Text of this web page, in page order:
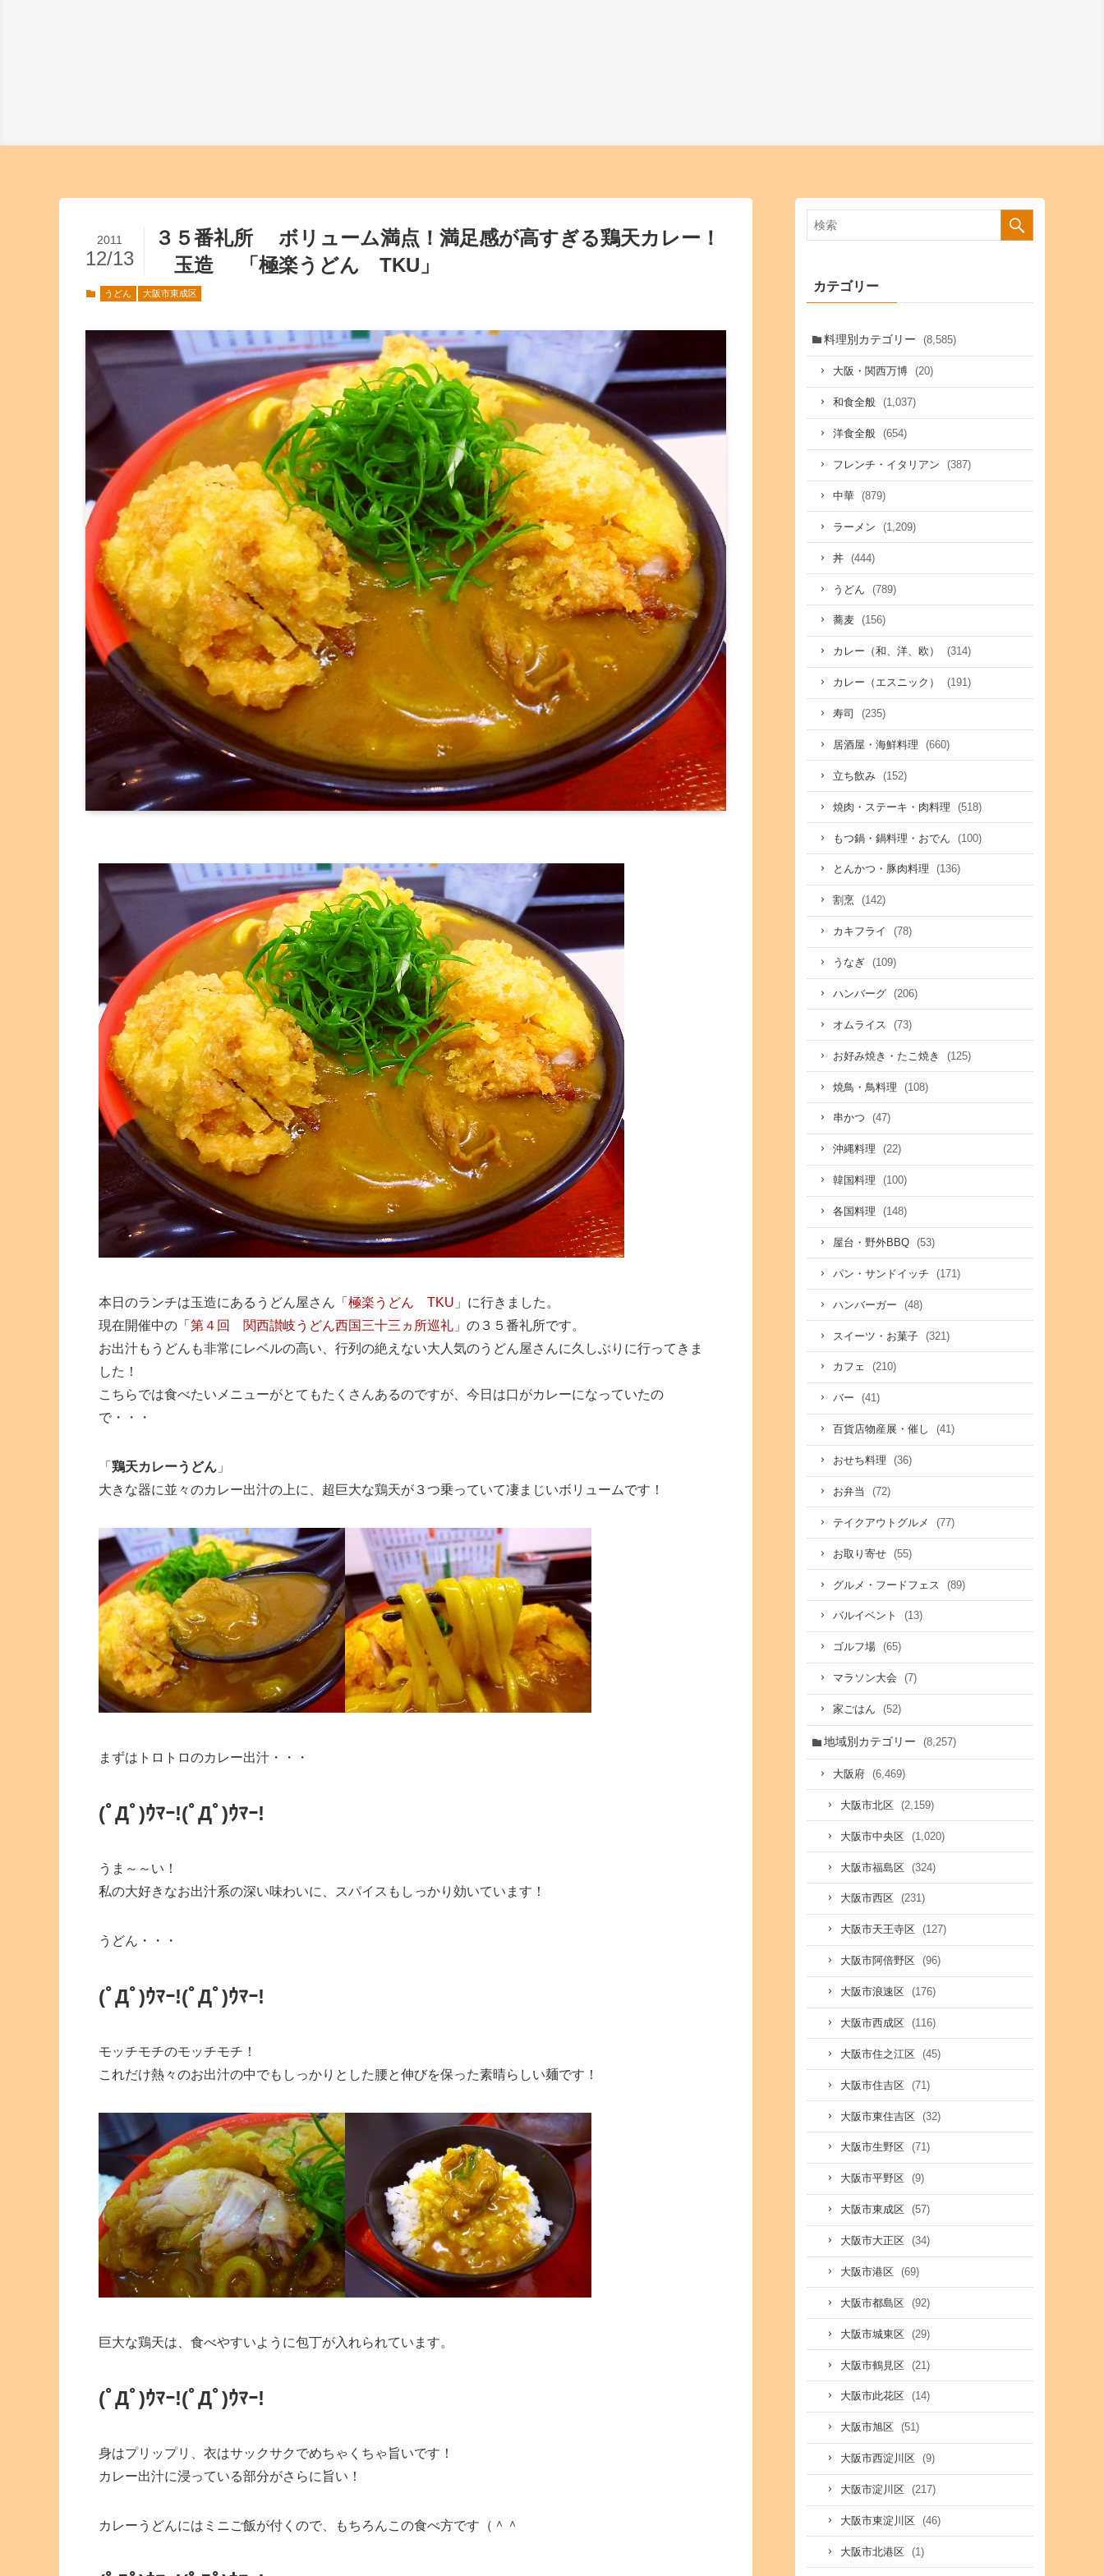
３５番礼所 ボリューム満点！満足感が高すぎる鶏天カレー！
玉造 「極楽うどん TKU」
2011
12/13
うどん 大阪市東成区
本日のランチは玉造にあるうどん屋さん「 極楽うどん TKU 」に行きました。
現在開催中の「 第４回 関西讃岐うどん西国三十三ヵ所巡礼 」の３５番礼所です。
お出汁もうどんも非常にレベルの高い、行列の絶えない大人気のうどん屋さんに久しぶりに行ってきま
した！
こちらでは食べたいメニューがとてもたくさんあるのですが、今日は口がカレーになっていたの
で・・・
「 鶏天カレーうどん 」
大きな器に並々のカレー出汁の上に、超巨大な鶏天が３つ乗っていて凄まじいボリュームです！
まずはトロトロのカレー出汁・・・
(ﾟДﾟ)ｳﾏｰ!(ﾟДﾟ)ｳﾏｰ!
うま～～い！
私の大好きなお出汁系の深い味わいに、スパイスもしっかり効いています！
うどん・・・
(ﾟДﾟ)ｳﾏｰ!(ﾟДﾟ)ｳﾏｰ!
モッチモチのモッチモチ！
これだけ熱々のお出汁の中でもしっかりとした腰と伸びを保った素晴らしい麺です！
巨大な鶏天は、食べやすいように包丁が入れられています。
(ﾟДﾟ)ｳﾏｰ!(ﾟДﾟ)ｳﾏｰ!
身はプリップリ、衣はサックサクでめちゃくちゃ旨いです！
カレー出汁に浸っている部分がさらに旨い！
カレーうどんにはミニご飯が付くので、もちろんこの食べ方です（＾＾
カテゴリー
料理別カテゴリー (8,585)
大阪・関西万博 (20)
和食全般 (1,037)
洋食全般 (654)
フレンチ・イタリアン (387)
中華 (879)
ラーメン (1,209)
丼 (444)
うどん (789)
蕎麦 (156)
カレー（和、洋、欧） (314)
カレー（エスニック） (191)
寿司 (235)
居酒屋・海鮮料理 (660)
立ち飲み (152)
焼肉・ステーキ・肉料理 (518)
もつ鍋・鍋料理・おでん (100)
とんかつ・豚肉料理 (136)
割烹 (142)
カキフライ (78)
うなぎ (109)
ハンバーグ (206)
オムライス (73)
お好み焼き・たこ焼き (125)
焼鳥・鳥料理 (108)
串かつ (47)
沖縄料理 (22)
韓国料理 (100)
各国料理 (148)
屋台・野外BBQ (53)
パン・サンドイッチ (171)
ハンバーガー (48)
スイーツ・お菓子 (321)
カフェ (210)
バー (41)
百貨店物産展・催し (41)
おせち料理 (36)
お弁当 (72)
テイクアウトグルメ (77)
お取り寄せ (55)
グルメ・フードフェス (89)
バルイベント (13)
ゴルフ場 (65)
マラソン大会 (7)
家ごはん (52)
地域別カテゴリー (8,257)
大阪府 (6,469)
大阪市北区 (2,159)
大阪市中央区 (1,020)
大阪市福島区 (324)
大阪市西区 (231)
大阪市天王寺区 (127)
大阪市阿倍野区 (96)
大阪市浪速区 (176)
大阪市西成区 (116)
大阪市住之江区 (45)
大阪市住吉区 (71)
大阪市東住吉区 (32)
大阪市生野区 (71)
大阪市平野区 (9)
大阪市東成区 (57)
大阪市大正区 (34)
大阪市港区 (69)
大阪市都島区 (92)
大阪市城東区 (29)
大阪市鶴見区 (21)
大阪市此花区 (14)
大阪市旭区 (51)
大阪市西淀川区 (9)
大阪市淀川区 (217)
大阪市東淀川区 (46)
大阪市北港区 (1)